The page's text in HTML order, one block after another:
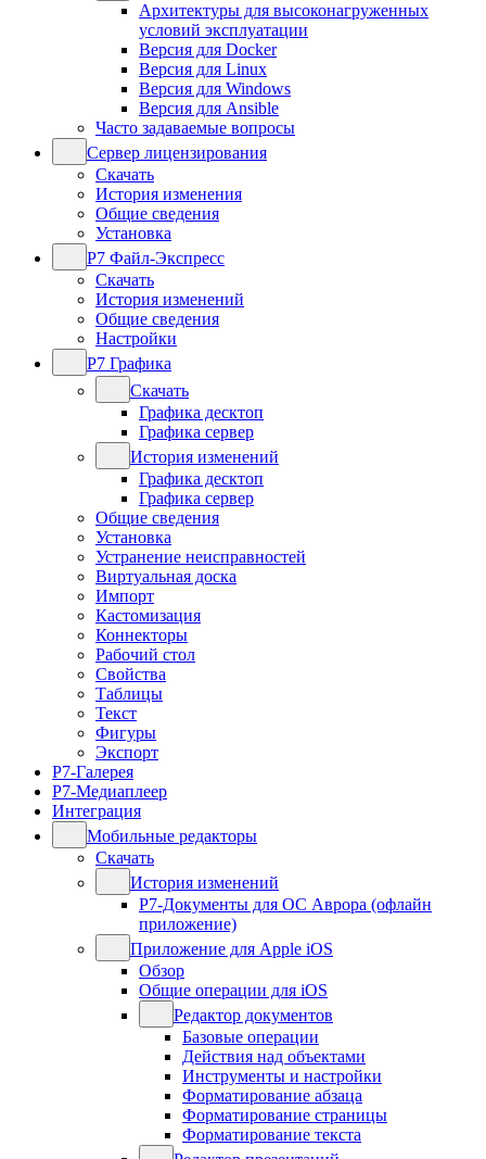
Архитектуры для высоконагруженных
условий эксплуатации
Версия для Docker
Версия для Linux
Версия для Windows
Версия для Ansible
Часто задаваемые вопросы
Сервер лицензирования
Скачать
История изменения
Общие сведения
Установка
Р7 Файл-Экспресс
Скачать
История изменений
Общие сведения
Настройки
Р7 Графика
Скачать
Графика десктоп
Графика сервер
История изменений
Графика десктоп
Графика сервер
Общие сведения
Установка
Устранение неисправностей
Виртуальная доска
Импорт
Кастомизация
Коннекторы
Рабочий стол
Свойства
Таблицы
Текст
Фигуры
Экспорт
Р7-Галерея
Р7-Медиаплеер
Интеграция
Мобильные редакторы
Скачать
История изменений
Р7-Документы для ОС Аврора (офлайн
приложение)
Приложение для Apple iOS
Обзор
Общие операции для iOS
Редактор документов
Базовые операции
Действия над объектами
Инструменты и настройки
Форматирование абзаца
Форматирование страницы
Форматирование текста